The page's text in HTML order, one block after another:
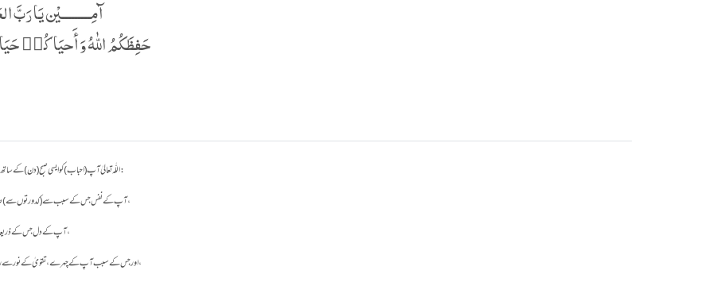
اللّٰہ تعالیٰ آپ (احباب) کو ایسی صبح (دن) کے ساتھ عزت دے کہ :
آپ کے نفس جس کے سبب سے (کدورتوں سے) صاف ہوجائیں،
آپ کے دل جس کے ذریعہ اطمینان پائیں،
اور جس کے سبب آپ کے چہرے ، تقویٰ کے نور سے روشن ہوجائیں،